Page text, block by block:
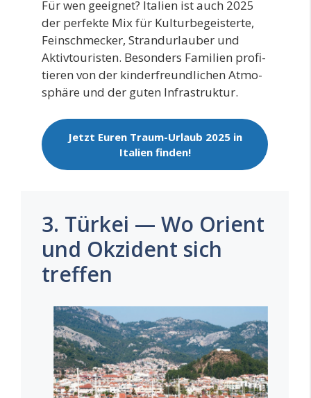
Für wen geeig­net? Ita­li­en ist auch 2025
der per­fek­te Mix für Kul­tur­be­geis­ter­te,
Fein­schme­cker, Strand­ur­lau­ber und
Aktiv­tou­ris­ten. Beson­ders Fami­li­en pro­fi­
tie­ren von der kin­der­freund­li­chen Atmo­
sphä­re und der guten Infrastruktur.
Jetzt Euren Traum-Urlaub 2025 in
Ita­li­en finden!
3. Türkei — Wo Orient
und Okzident sich
treffen